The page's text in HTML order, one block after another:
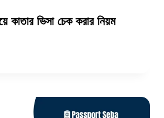
কাতার ভিসা চেক করার নিয়ম